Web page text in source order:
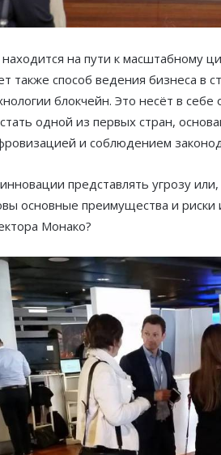
на пути к масштабному
также способ ведения бизнеса в
блокчейн. Это несёт в
одной из первых стран,
и соблюдением
представлять угрозу
основные преимущества и риски
Монако?